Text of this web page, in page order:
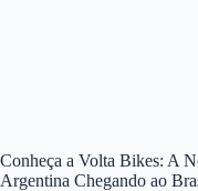
Conheça a Volta Bikes: A
Argentina Chegando ao